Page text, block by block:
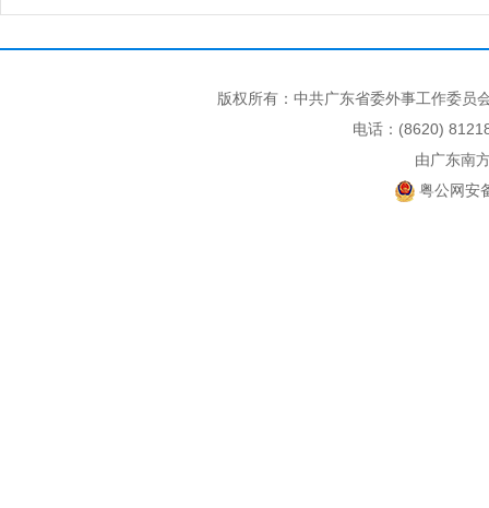
版权所有：中共广东省委外事工作委
电话：(8620)
由广东南
粤公网安